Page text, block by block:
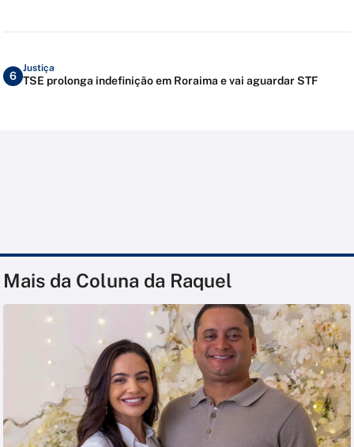
6
Justiça
TSE prolonga indefinição em Roraima e vai aguardar STF
Mais da Coluna da Raquel